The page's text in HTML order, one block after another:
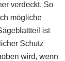
verdeckt. So
mögliche
ist
Schutz
wird, wenn